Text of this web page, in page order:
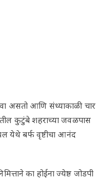
असतो आणि संध्याकाळी चार
कुटुंबे शहराच्या जवळपास
येथे बर्फ वृष्टीचा आनंद
का होईना ज्येष्ठ जोडपी